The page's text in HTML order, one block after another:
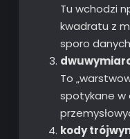
Tu wchodzi
kwadratu z
sporo
To
spotykane w
kody